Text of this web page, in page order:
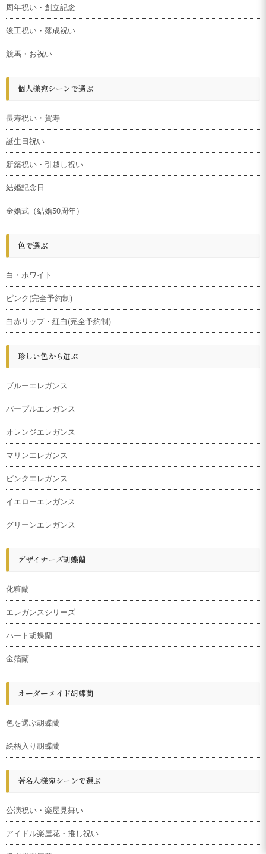
周年祝い・創立記念
竣工祝い・落成祝い
競馬・お祝い
個人様宛シーンで選ぶ
長寿祝い・賀寿
誕生日祝い
新築祝い・引越し祝い
結婚記念日
金婚式（結婚50周年）
色で選ぶ
白・ホワイト
ピンク(完全予約制)
白赤リップ・紅白(完全予約制)
珍しい色から選ぶ
ブルーエレガンス
パープルエレガンス
オレンジエレガンス
マリンエレガンス
ピンクエレガンス
イエローエレガンス
グリーンエレガンス
デザイナーズ胡蝶蘭
化粧蘭
エレガンスシリーズ
ハート胡蝶蘭
金箔蘭
オーダーメイド胡蝶蘭
色を選ぶ胡蝶蘭
絵柄入り胡蝶蘭
著名人様宛シーンで選ぶ
公演祝い・楽屋見舞い
アイドル楽屋花・推し祝い